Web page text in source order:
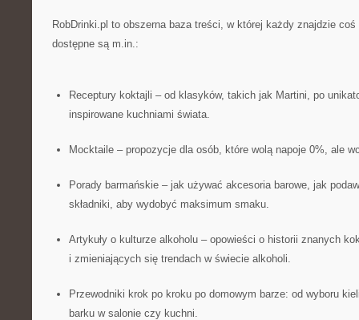
RobDrinki.pl to obszerna baza treści, w której każdy znajdzie
dostępne są m.in.:
Receptury koktajli – od klasyków, takich jak Martini, po
inspirowane kuchniami świata.
Mocktaile – propozycje dla osób, które wolą napoje 0%, ale
Porady barmańskie – jak używać akcesoria barowe, jak
składniki, aby wydobyć maksimum smaku.
Artykuły o kulturze alkoholu – opowieści o historii znanych
i zmieniających się trendach w świecie alkoholi.
Przewodniki krok po kroku po domowym barze: od wyboru
barku w salonie czy kuchni.